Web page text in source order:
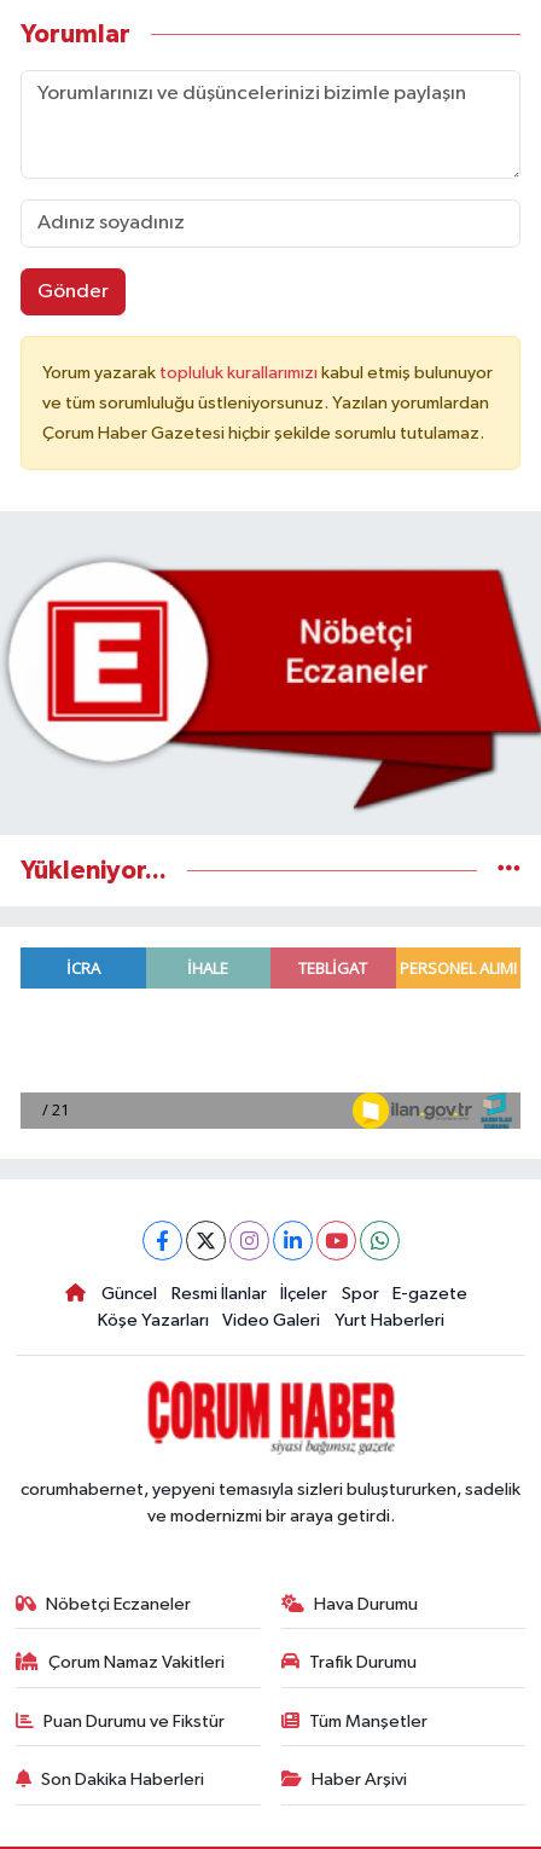
Yorumlar
Gönder
Yorum yazarak topluluk kurallarımızı kabul etmiş bulunuyor
ve tüm sorumluluğu üstleniyorsunuz. Yazılan yorumlardan
Çorum Haber Gazetesi hiçbir şekilde sorumlu tutulamaz.
Yükleniyor...
Güncel Resmi İlanlar İlçeler Spor
E-gazete
Köşe Yazarları
Video Galeri Yurt Haberleri
corumhabernet, yepyeni temasıyla sizleri buluştururken, sadelik
ve modernizmi bir araya getirdi.
Nöbetçi Eczaneler Hava Durumu
Çorum Namaz Vakitleri Trafik Durumu
Puan Durumu ve Fikstür Tüm Manşetler
Son Dakika Haberleri Haber Arşivi